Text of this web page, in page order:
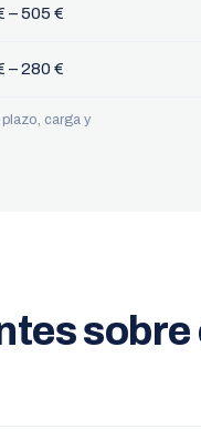
– 505 €
– 280 €
carga y